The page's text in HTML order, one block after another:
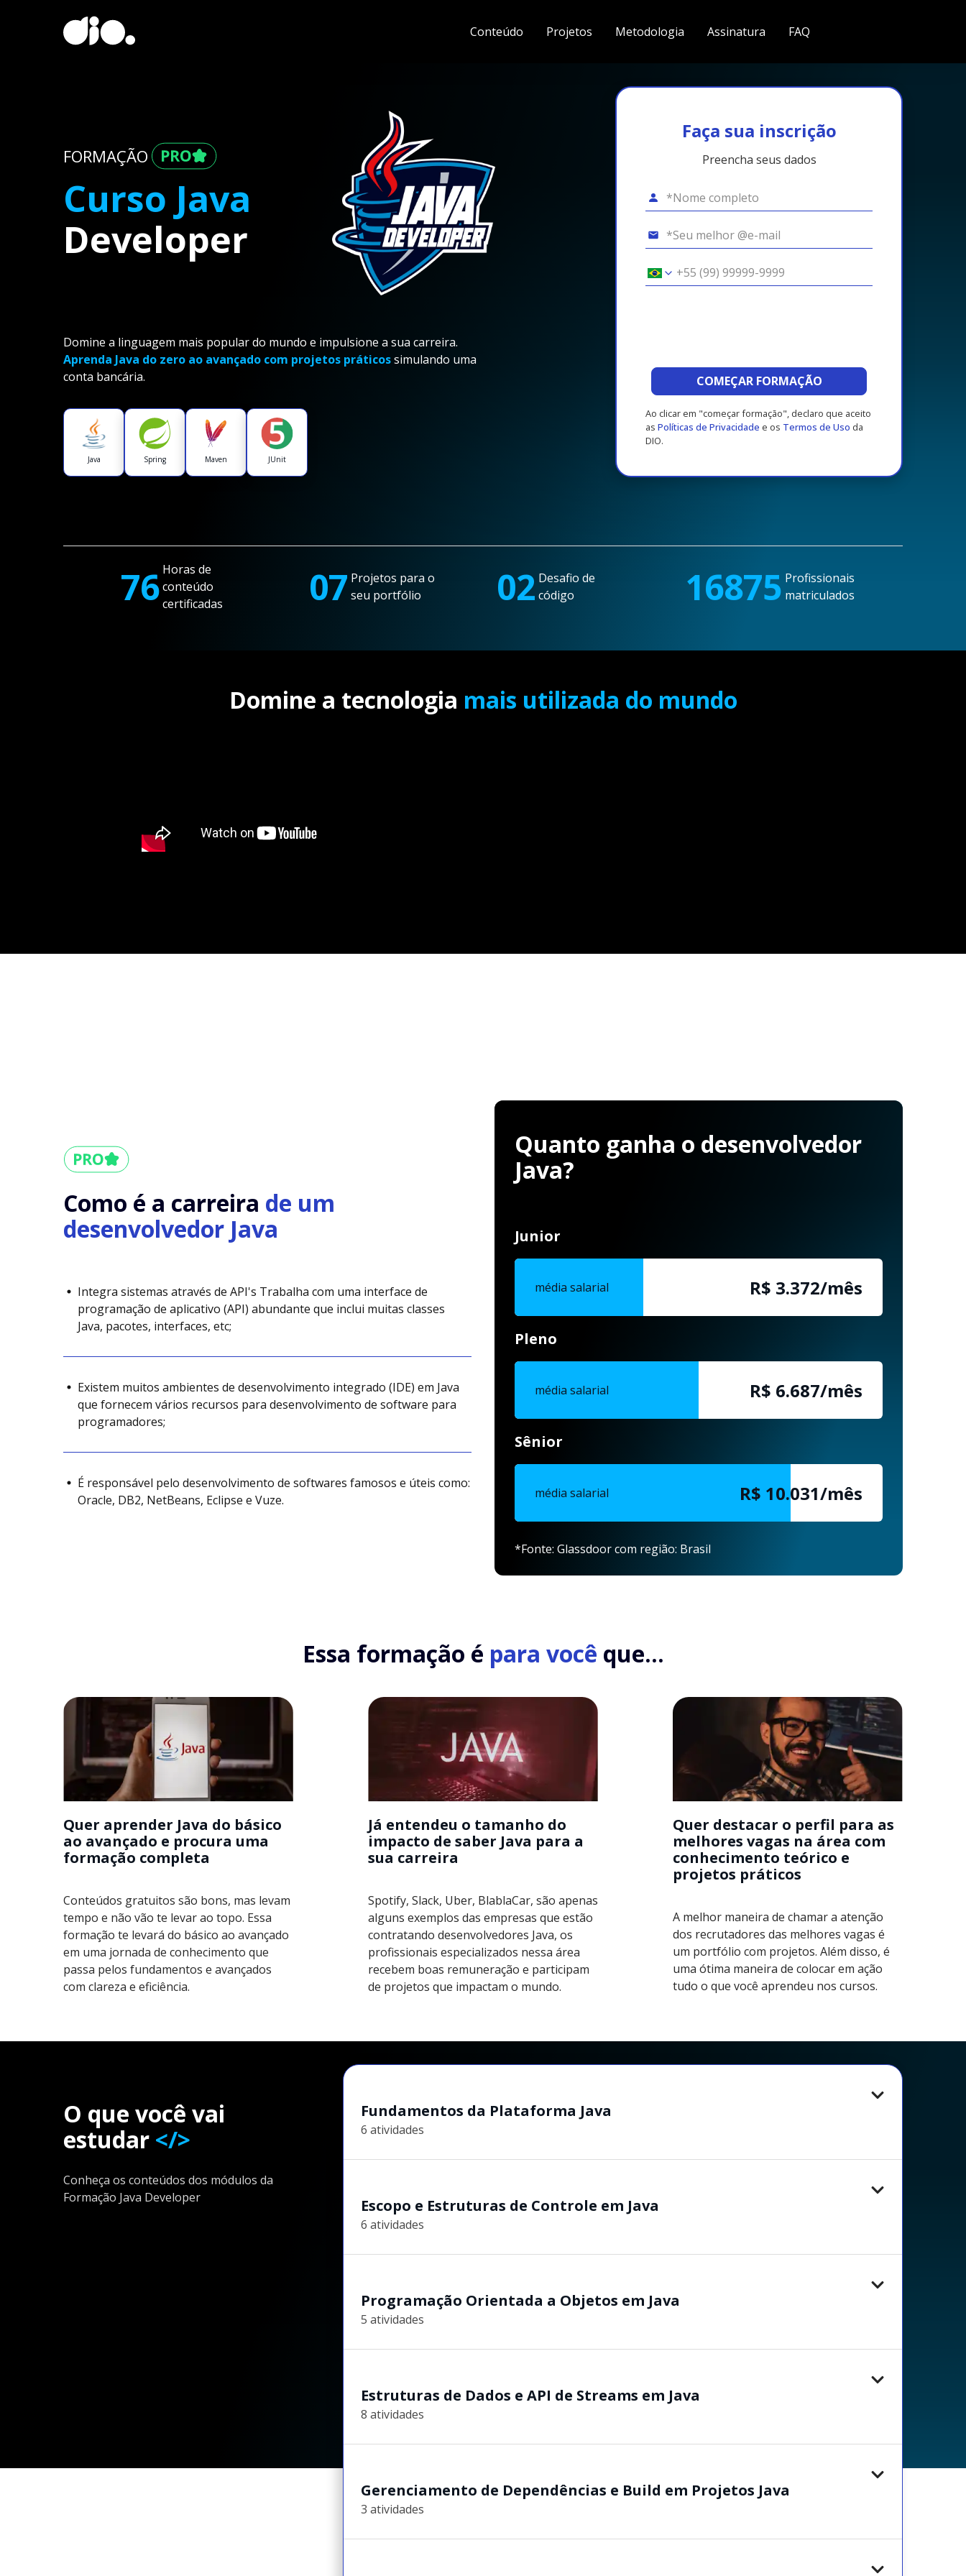
Conteúdo Projetos Metodologia Assinatura FAQ
FORMAÇÃO
Curso Java
Developer
Domine a linguagem mais popular do mundo e impulsione a sua carreira.
Aprenda Java do zero ao avançado com projetos práticossimulando uma
conta bancária.
Java Spring Maven JUnit
Faça sua inscrição
Preencha seus dados
COMEÇAR FORMAÇÃO
Ao clicar em "começar formação", declaro que aceito
as Políticas de Privacidade e os Termos de Uso da
DIO.
76 Horas de
conteúdo
certificadas
07 Projetos para o
seu portfólio
02 Desafio de
código
16875 Profissionais
matriculados
Domine a tecnologia mais utilizada do mundo
Como é a carreira de um
desenvolvedor Java
Integra sistemas através de API's Trabalha com uma interface de
programação de aplicativo (API) abundante que inclui muitas classes
Java, pacotes, interfaces, etc;
Existem muitos ambientes de desenvolvimento integrado (IDE) em Java
que fornecem vários recursos para desenvolvimento de software para
programadores;
É responsável pelo desenvolvimento de softwares famosos e úteis como:
Oracle, DB2, NetBeans, Eclipse e Vuze.
Quanto ganha o desenvolvedor
Java?
Junior
média salarial R$ 3.372/mês
Pleno
média salarial R$ 6.687/mês
Sênior
média salarial R$ 10.031/mês
*Fonte: Glassdoor com região: Brasil
Essa formação é para você que...
Quer aprender Java do básico
ao avançado e procura uma
formação completa
Conteúdos gratuitos são bons, mas levam
tempo e não vão te levar ao topo. Essa
formação te levará do básico ao avançado
em uma jornada de conhecimento que
passa pelos fundamentos e avançados
com clareza e eficiência.
Já entendeu o tamanho do
impacto de saber Java para a
sua carreira
Spotify, Slack, Uber, BlablaCar, são apenas
alguns exemplos das empresas que estão
contratando desenvolvedores Java, os
profissionais especializados nessa área
recebem boas remuneração e participam
de projetos que impactam o mundo.
Quer destacar o perfil para as
melhores vagas na área com
conhecimento teórico e
projetos práticos
A melhor maneira de chamar a atenção
dos recrutadores das melhores vagas é
um portfólio com projetos. Além disso, é
uma ótima maneira de colocar em ação
tudo o que você aprendeu nos cursos.
O que você vai
estudar </>
Conheça os conteúdos dos módulos da
Formação Java Developer
Fundamentos da Plataforma Java
6 atividades
Escopo e Estruturas de Controle em Java
6 atividades
Programação Orientada a Objetos em Java
5 atividades
Estruturas de Dados e API de Streams em Java
8 atividades
Gerenciamento de Dependências e Build em Projetos Java
3 atividades